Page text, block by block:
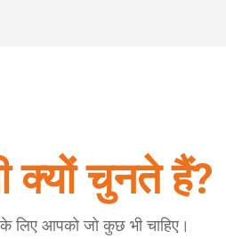
क्यों चुनते हैं?
लिए आपको जो कुछ भी चाहिए।